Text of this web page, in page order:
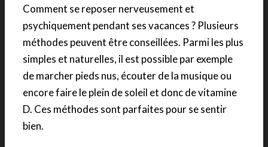
Comment se reposer nerveusement et
psychiquement pendant ses vacances ? Plusieurs
méthodes peuvent être conseillées. Parmi les plus
simples et naturelles, il est possible par exemple
de marcher pieds nus, écouter de la musique ou
encore faire le plein de soleil et donc de vitamine
D. Ces méthodes sont parfaites pour se sentir
bien.